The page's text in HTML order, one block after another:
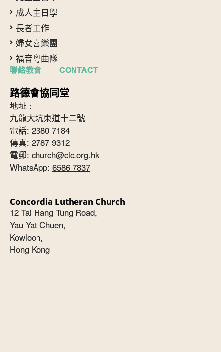
成人主日學
長者工作
婦女喜樂團
福音粵曲隊
聯絡教會 CONTACT
路德會協同堂
地址 :
九龍大坑東道十二號
電話: 2380 7184
傳真: 2787 9312
電郵: church@clc.org.hk
WhatsApp: 6586 7837
Concordia Lutheran Church
12 Tai Hang Tung Road,
Yau Yat Chuen,
Kowloon,
Hong Kong